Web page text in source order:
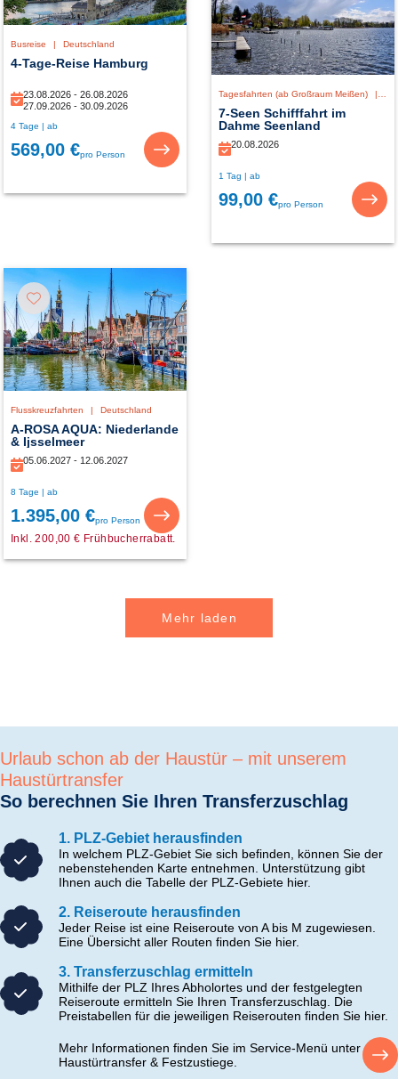
Busreise | Deutschland
4-Tage-Reise Hamburg
23.08.2026 - 26.08.2026
27.09.2026 - 30.09.2026
4 Tage | ab
569,00 €pro Person
Tagesfahrten (ab Großraum Meißen) |
7-Seen Schifffahrt im
Dahme Seenland
20.08.2026
1 Tag | ab
99,00 €pro Person
Flusskreuzfahrten | Deutschland
A-ROSA AQUA: Niederlande
& Ijsselmeer
05.06.2027 - 12.06.2027
8 Tage | ab
1.395,00 €pro Person
Inkl. 200,00 € Frühbucherrabatt.
Mehr laden
Urlaub schon ab der Haustür – mit unserem
Haustürtransfer
So berechnen Sie Ihren Transferzuschlag
1. PLZ-Gebiet herausfinden
In welchem PLZ-Gebiet Sie sich befinden, können Sie der
nebenstehenden Karte entnehmen. Unterstützung gibt
Ihnen auch die Tabelle der PLZ-Gebiete hier.
2. Reiseroute herausfinden
Jeder Reise ist eine Reiseroute von A bis M zugewiesen.
Eine Übersicht aller Routen finden Sie hier.
3. Transferzuschlag ermitteln
Mithilfe der PLZ Ihres Abholortes und der festgelegten
Reiseroute ermitteln Sie Ihren Transferzuschlag. Die
Preistabellen für die jeweiligen Reiserouten finden Sie hier.
Mehr Informationen finden Sie im Service-Menü unter
Haustürtransfer & Festzustiege.